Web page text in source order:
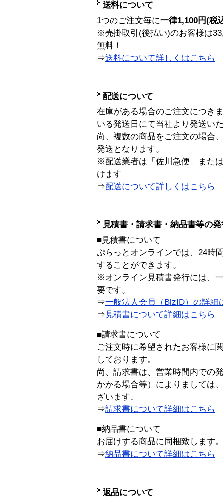
送料について
1つのご注文毎に一律1,100円(税
※売掛取引(後払い)のお客様は
無料！
⇒送料について詳しくはこちら
配送について
在庫がある場合のご注文につき
いる発送日にて当社より発送い
尚、複数の商品をご注文の場合
発送となります。
※配送業者は「佐川急便」また
けます
⇒配送について詳しくはこちら
見積書・請求書・納品書等の
■見積書について
ぷらっとオンラインでは、24時
することができます。
※オンライン見積書発行には、
要です。
⇒一般法人会員（BizID）の詳細
⇒ 見積書について詳細はこちら
■請求書について
ご注文時に希望されたお客様に
しております。
尚、請求書は、営業時間内での
かかる場合等）によりましては
ざいます。
⇒請求書について詳細はこちら
■納品書について
お届けする商品に同梱致します。
⇒納品書について詳細はこちら
返品について